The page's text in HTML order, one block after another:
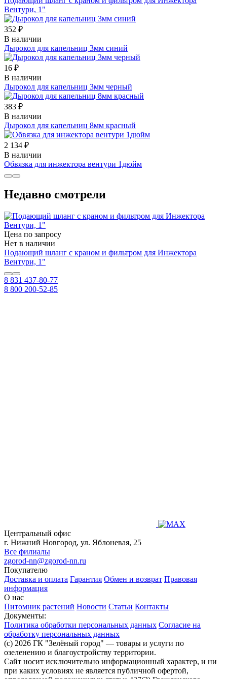
Вентури, 1"
352 ₽
В наличии
Дырокол для капельниц 3мм синий
16 ₽
В наличии
Дырокол для капельниц 3мм черный
383 ₽
В наличии
Дырокол для капельниц 8мм красный
2 134 ₽
В наличии
Обвязка для инжектора вентури 1дюйм
Недавно смотрели
Цена по запросу
Нет в наличии
Подающий шланг с краном и фильтром для Инжектора
Вентури, 1"
8 831 437-80-77
8 800 200-52-85
Центральный офис
г. Нижний Новгород, ул. Яблоневая, 25
Все филиалы
zgorod-nn@zgorod-nn.ru
Покупателю
Доставка и оплата Гарантия Обмен и возврат Правовая
информация
О нас
Питомник растений Новости Статьи Контакты
Документы:
Политика обработки персональных данных Согласие на
обработку персональных данных
(c) 2026 ГК "Зелёный город" — товары и услуги по
озеленению и благоустройству территории.
Сайт носит исключительно информационный характер, и ни
при каких условиях не является публичной офертой,